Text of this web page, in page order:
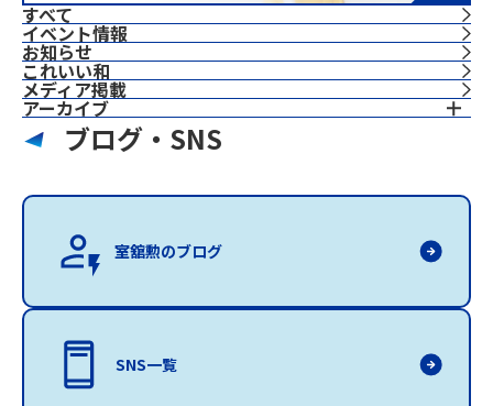
すべて
イベント情報
お知らせ
これいい和
⁨⁩メディア掲載
アーカイブ
ブログ・SNS
室舘勲のブログ
SNS一覧